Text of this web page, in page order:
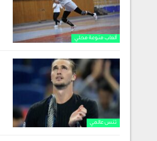
ألعاب منوعة محلي
تنس عالمي